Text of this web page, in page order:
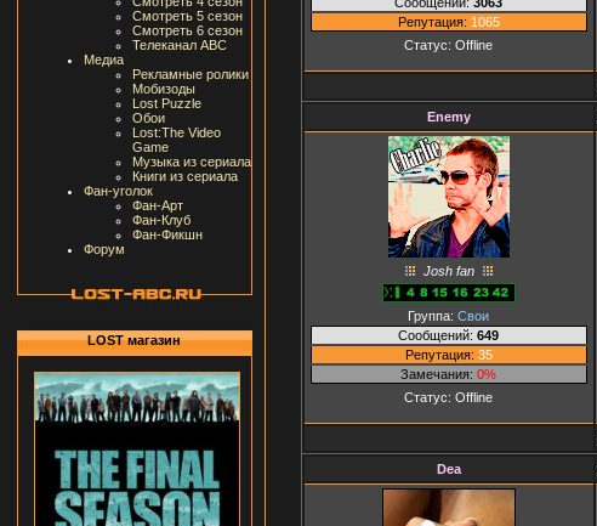
Смотреть 5 сезон
Смотреть 6 сезон
Телеканал ABC
Медиа
Рекламные ролики
Мобизоды
Lost Puzzle
Обои
Lost:The Video
Game
Музыка из сериала
Книги из сериала
Фан-уголок
Фан-Арт
Фан-Клуб
Фан-Фикшн
Форум
LOST магазин
Репутация: 1065
Статус: Offline
Enemy
Josh fan
Группа: Свои
Сообщений: 649
Репутация: 35
Замечания: 0%
Статус: Offline
Dea